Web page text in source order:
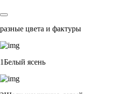
разные цвета и фактуры
1Белый ясень